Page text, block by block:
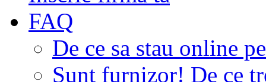
FAQ
De ce sa stau online
Sunt furnizor! De ce